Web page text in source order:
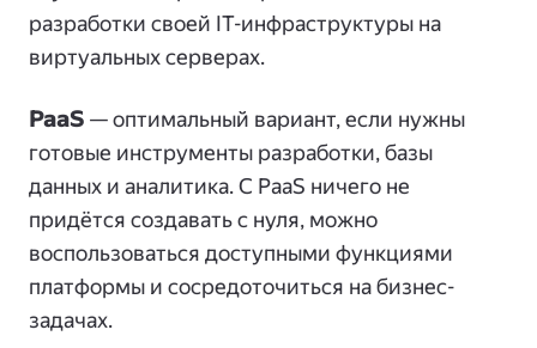
разработки своей IT-инфраструктуры на
виртуальных серверах.
PaaS — оптимальный вариант, если нужны
готовые инструменты разработки, базы
данных и аналитика. С PaaS ничего не
придётся создавать с нуля, можно
воспользоваться доступными функциями
платформы и сосредоточиться на бизнес-
задачах.